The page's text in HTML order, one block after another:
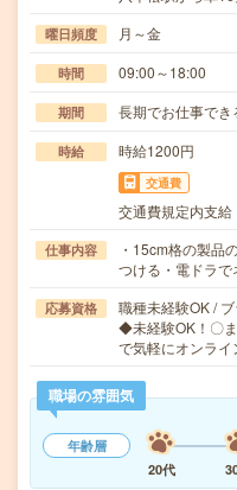
曜日頻度 月～金
時間 09:00～18:00
期間 長期でお仕事でき
時給 時給1200円
交通費
交通費規定内支給
仕事内容
・15cm格の製品
つける・電ドラ
応募資格
職種未経験OK /
◆未経験OK！〇
で気軽にオンラ
職場の雰囲気
年齢層
20代